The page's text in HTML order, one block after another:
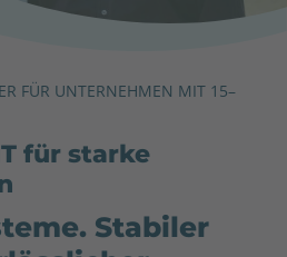
FÜR UNTERNEHMEN MIT 15–
für starke
Stabiler